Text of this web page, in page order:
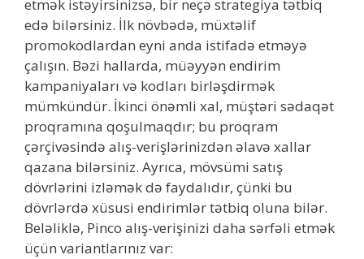
etmək istəyirsinizsə, bir neçə strategiya tətbiq
edə bilərsiniz. İlk növbədə, müxtəlif
promokodlardan eyni anda istifadə etməyə
çalışın. Bəzi hallarda, müəyyən endirim
kampaniyaları və kodları birləşdirmək
mümkündür. İkinci önəmli xal, müştəri sədaqət
proqramına qoşulmaqdır; bu proqram
çərçivəsində alış-verişlərinizdən əlavə xallar
qazana bilərsiniz. Ayrıca, mövsümi satış
dövrlərini izləmək də faydalıdır, çünki bu
dövrlərdə xüsusi endirimlər tətbiq oluna bilər.
Beləliklə, Pinco alış-verişinizi daha sərfəli etmək
üçün variantlarınız var: